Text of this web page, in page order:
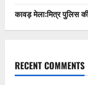
कावड़ मेला:मित्र पुलिस
RECENT COMMENTS